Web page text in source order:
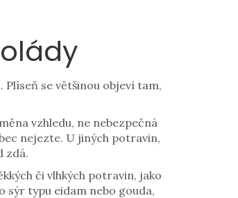
se většinou objeví tam,
vzhledu, ne nebezpečná
nejezte. U jiných potravin,
zdá.
či vlhkých potravin, jako
sýr typu eidam nebo gouda,